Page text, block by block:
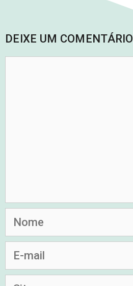
DEIXE UM COMENTÁRIO